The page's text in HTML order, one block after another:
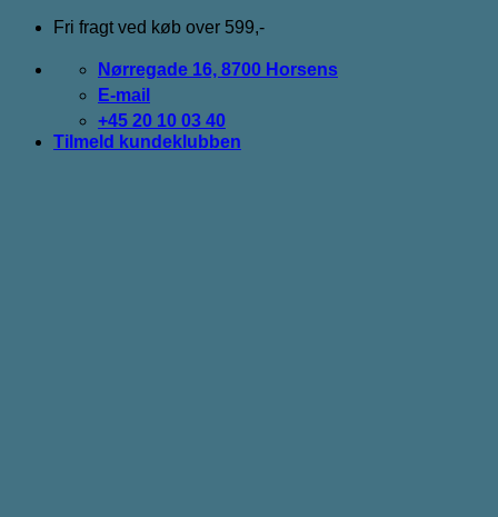
Fortsæt
indhold
Fri fragt ved køb over 599,-
Nørregade 16, 8700 Horsens
E-mail
+45 20 10 03 40
Tilmeld kundeklubben